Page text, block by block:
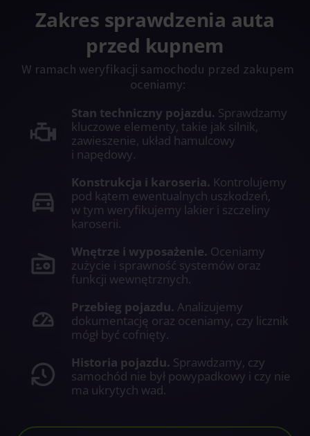
Zakres sprawdzenia auta
przed kupnem
W ramach weryfikacji samochodu przed zakupem
oceniamy:
Stan techniczny pojazdu. Sprawdzamy
kluczowe elementy, takie jak silnik,
zawieszenie, układ hamulcowy
i napędowy.
Konstrukcja i karoseria. Kontrolujemy
pod kątem ewentualnych uszkodzeń,
w tym weryfikujemy lakier i szczeliny
karoserii.
Wnętrze i wyposażenie. Oceniamy
zużycie i sprawność systemów oraz
funkcji wewnętrznych.
Przebieg pojazdu. Analizujemy
dokumentację oraz oceniamy, czy licznik
mógł być cofnięty.
Historia pojazdu. Sprawdzamy, czy
samochód nie był powypadkowy i czy nie
ma ukrytych wad.